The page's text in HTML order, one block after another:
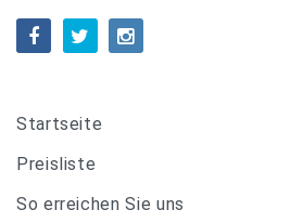
Startseite
Preisliste
So erreichen Sie uns